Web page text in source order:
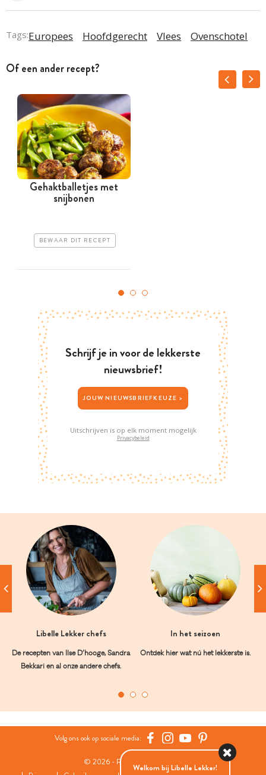
Tags:Europees Hoofdgerecht Vlees Ovenschotel
Of een ander recept?
Gehaktballetjes met
snijbonen
BEWAAR DIT RECEPT
Schrijf je in voor de lekkerste
nieuwsbrief!
JOUW NIEUWSBRIEFKEUZE >
Uitschrijven is op elk moment mogelijk
Privacybeleid
Libelle Lekker chefs
De recepten van Ilse D’hooge, Sandra
Bekkari en al onze andere chefs.
In het seizoen
Ontdek hier wat nú het lekkerste is.
Volg ons ook op sociale media:
© 2026 - Roularta Media Group
Welkom bij Libelle Lekker!